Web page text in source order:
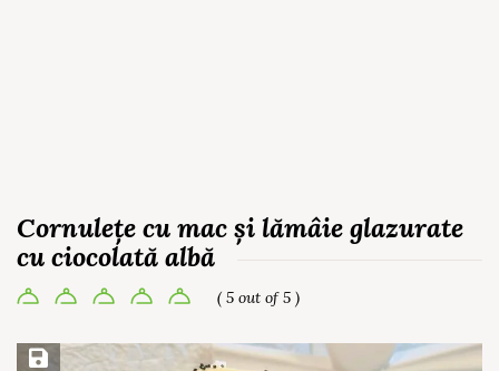
Cornulețe cu mac și lămâie glazurate
cu ciocolată albă
( 5 out of 5 )
Save Recipe